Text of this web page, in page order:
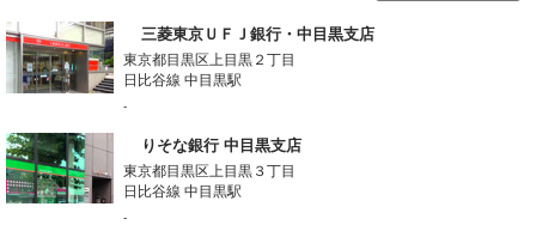
三菱東京ＵＦＪ銀行・中目黒支店
東京都目黒区上目黒２丁目
日比谷線 中目黒駅
-
りそな銀行 中目黒支店
東京都目黒区上目黒３丁目
日比谷線 中目黒駅
-